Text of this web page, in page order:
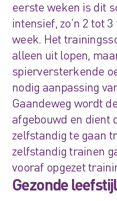
eerste weken is dit
intensief, zo’n 2 tot
week. Het
alleen uit lopen,
spierversterkende
nodig aanpassing
Gaandeweg wordt
afgebouwd en dient
zelfstandig te gaan
zelfstandig trainen
vooraf opgezet
Gezonde leefstijl